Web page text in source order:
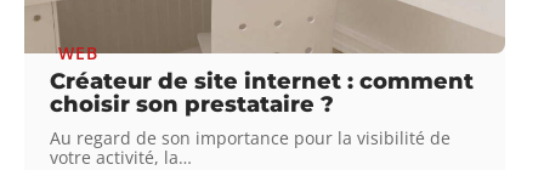
WEB
Créateur de site internet : comment
choisir son prestataire ?
Au regard de son importance pour la visibilité de
votre activité, la…